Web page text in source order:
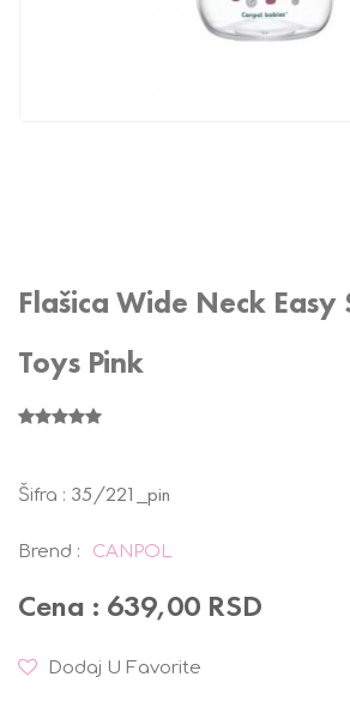
Flašica Wide Neck
Toys Pink
Šifra : 35/221_pin
Brend : CANPOL
Cena : 639,00 RSD
Dodaj U Favorite